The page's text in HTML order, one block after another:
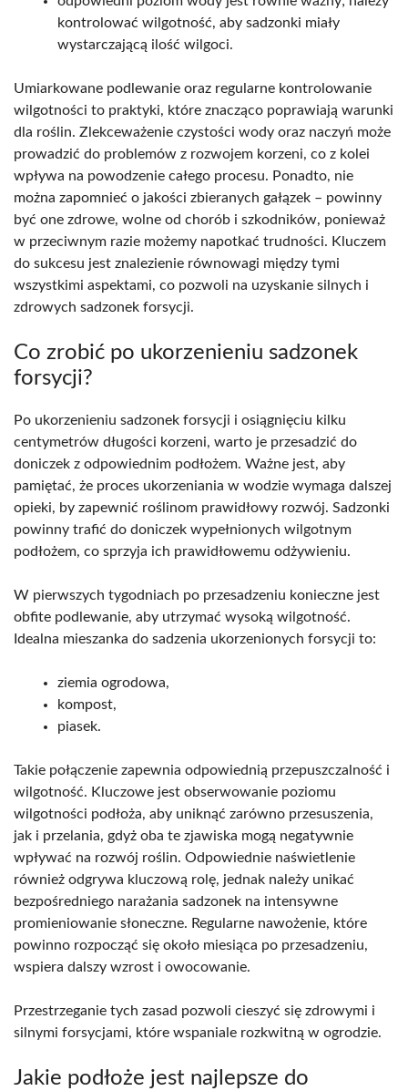
kontrolować wilgotność, aby sadzonki miały
wystarczającą ilość wilgoci.
Umiarkowane podlewanie oraz regularne kontrolowanie
wilgotności to praktyki, które znacząco poprawiają warunki
dla roślin. Zlekceważenie czystości wody oraz naczyń może
prowadzić do problemów z rozwojem korzeni, co z kolei
wpływa na powodzenie całego procesu. Ponadto, nie
można zapomnieć o jakości zbieranych gałązek – powinny
być one zdrowe, wolne od chorób i szkodników, ponieważ
w przeciwnym razie możemy napotkać trudności. Kluczem
do sukcesu jest znalezienie równowagi między tymi
wszystkimi aspektami, co pozwoli na uzyskanie silnych i
zdrowych sadzonek forsycji.
Co zrobić po ukorzenieniu sadzonek
forsycji?
Po ukorzenieniu sadzonek forsycji i osiągnięciu kilku
centymetrów długości korzeni, warto je przesadzić do
doniczek z odpowiednim podłożem. Ważne jest, aby
pamiętać, że proces ukorzeniania w wodzie wymaga dalszej
opieki, by zapewnić roślinom prawidłowy rozwój. Sadzonki
powinny trafić do doniczek wypełnionych wilgotnym
podłożem, co sprzyja ich prawidłowemu odżywieniu.
W pierwszych tygodniach po przesadzeniu konieczne jest
obfite podlewanie, aby utrzymać wysoką wilgotność.
Idealna mieszanka do sadzenia ukorzenionych forsycji to:
ziemia ogrodowa,
kompost,
piasek.
Takie połączenie zapewnia odpowiednią przepuszczalność i
wilgotność. Kluczowe jest obserwowanie poziomu
wilgotności podłoża, aby uniknąć zarówno przesuszenia,
jak i przelania, gdyż oba te zjawiska mogą negatywnie
wpływać na rozwój roślin. Odpowiednie naświetlenie
również odgrywa kluczową rolę, jednak należy unikać
bezpośredniego narażania sadzonek na intensywne
promieniowanie słoneczne. Regularne nawożenie, które
powinno rozpocząć się około miesiąca po przesadzeniu,
wspiera dalszy wzrost i owocowanie.
Przestrzeganie tych zasad pozwoli cieszyć się zdrowymi i
silnymi forsycjami, które wspaniale rozkwitną w ogrodzie.
Jakie podłoże jest najlepsze do